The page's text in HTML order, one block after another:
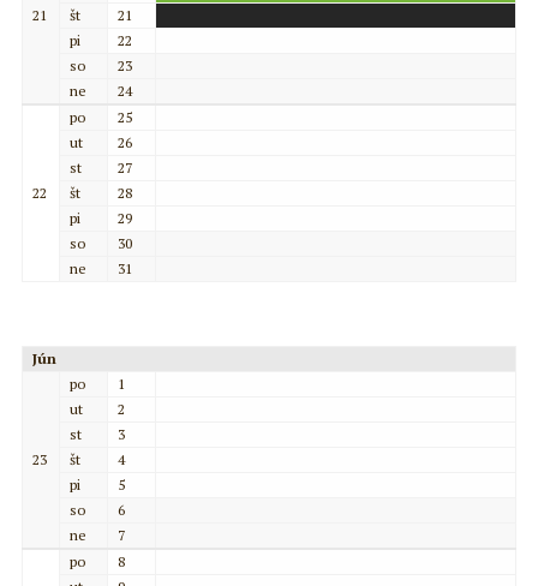
21
št
21
pi
22
so
23
ne
24
22
po
25
ut
26
st
27
št
28
pi
29
so
30
ne
31
Jún
23
po
1
ut
2
st
3
št
4
pi
5
so
6
ne
7
po
8